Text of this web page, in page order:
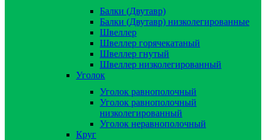
Балки (Двутавр)
Балки (Двутавр) низколегированные
Швеллер
Швеллер горячекатаный
Швеллер гнутый
Швеллер низколегированный
Уголок
Уголок равнополочный
Уголок равнополочный
низколегированный
Уголок неравнополочный
Круг